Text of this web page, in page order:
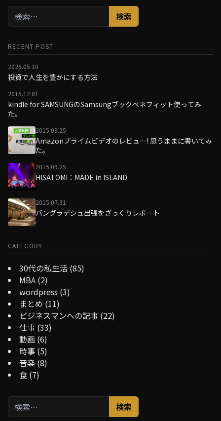
検
索:
RECENT POST
2026.05.10
投資で人生を豊かにする方法
2015.12.01
kindle for SAMSUNGのSamsungブックベネフィット使ってみ
た。
2015.09.25
Amazonプライムビデオのレビュー! 思うままに書いてみ
た。
2015.09.25
HISATOMI：MADE in ISLAND
2015.07.31
バングラデシュ出張をざっくりレポート
CATEGORY
30代の私生活 (85)
MBA (2)
wordpress (3)
まとめ (11)
ビジネスマンへの記事 (22)
仕事 (33)
動画 (6)
時事 (5)
音楽 (8)
食 (7)
検
索: